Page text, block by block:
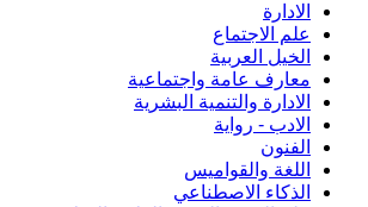
الادارة
علم الاجتماع
الخيل العربية
معارف عامة واجتماعية
الادارة والتنمية البشرية
الادب - رواية
الفنون
اللغة والقواميس
الذكاء الاصطناعي